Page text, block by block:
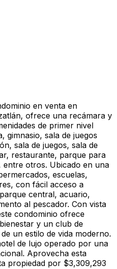
en venta en
ofrece una recámara y
de primer nivel
gimnasio, sala de juegos
sala de juegos, sala de
restaurante, parque para
entre otros. Ubicado en una
escuelas,
con fácil acceso a
central, acuario,
al pescador. Con vista
condominio ofrece
y un club de
un estilo de vida moderno.
de lujo operado por una
Aprovecha esta
propiedad por $3,309,293